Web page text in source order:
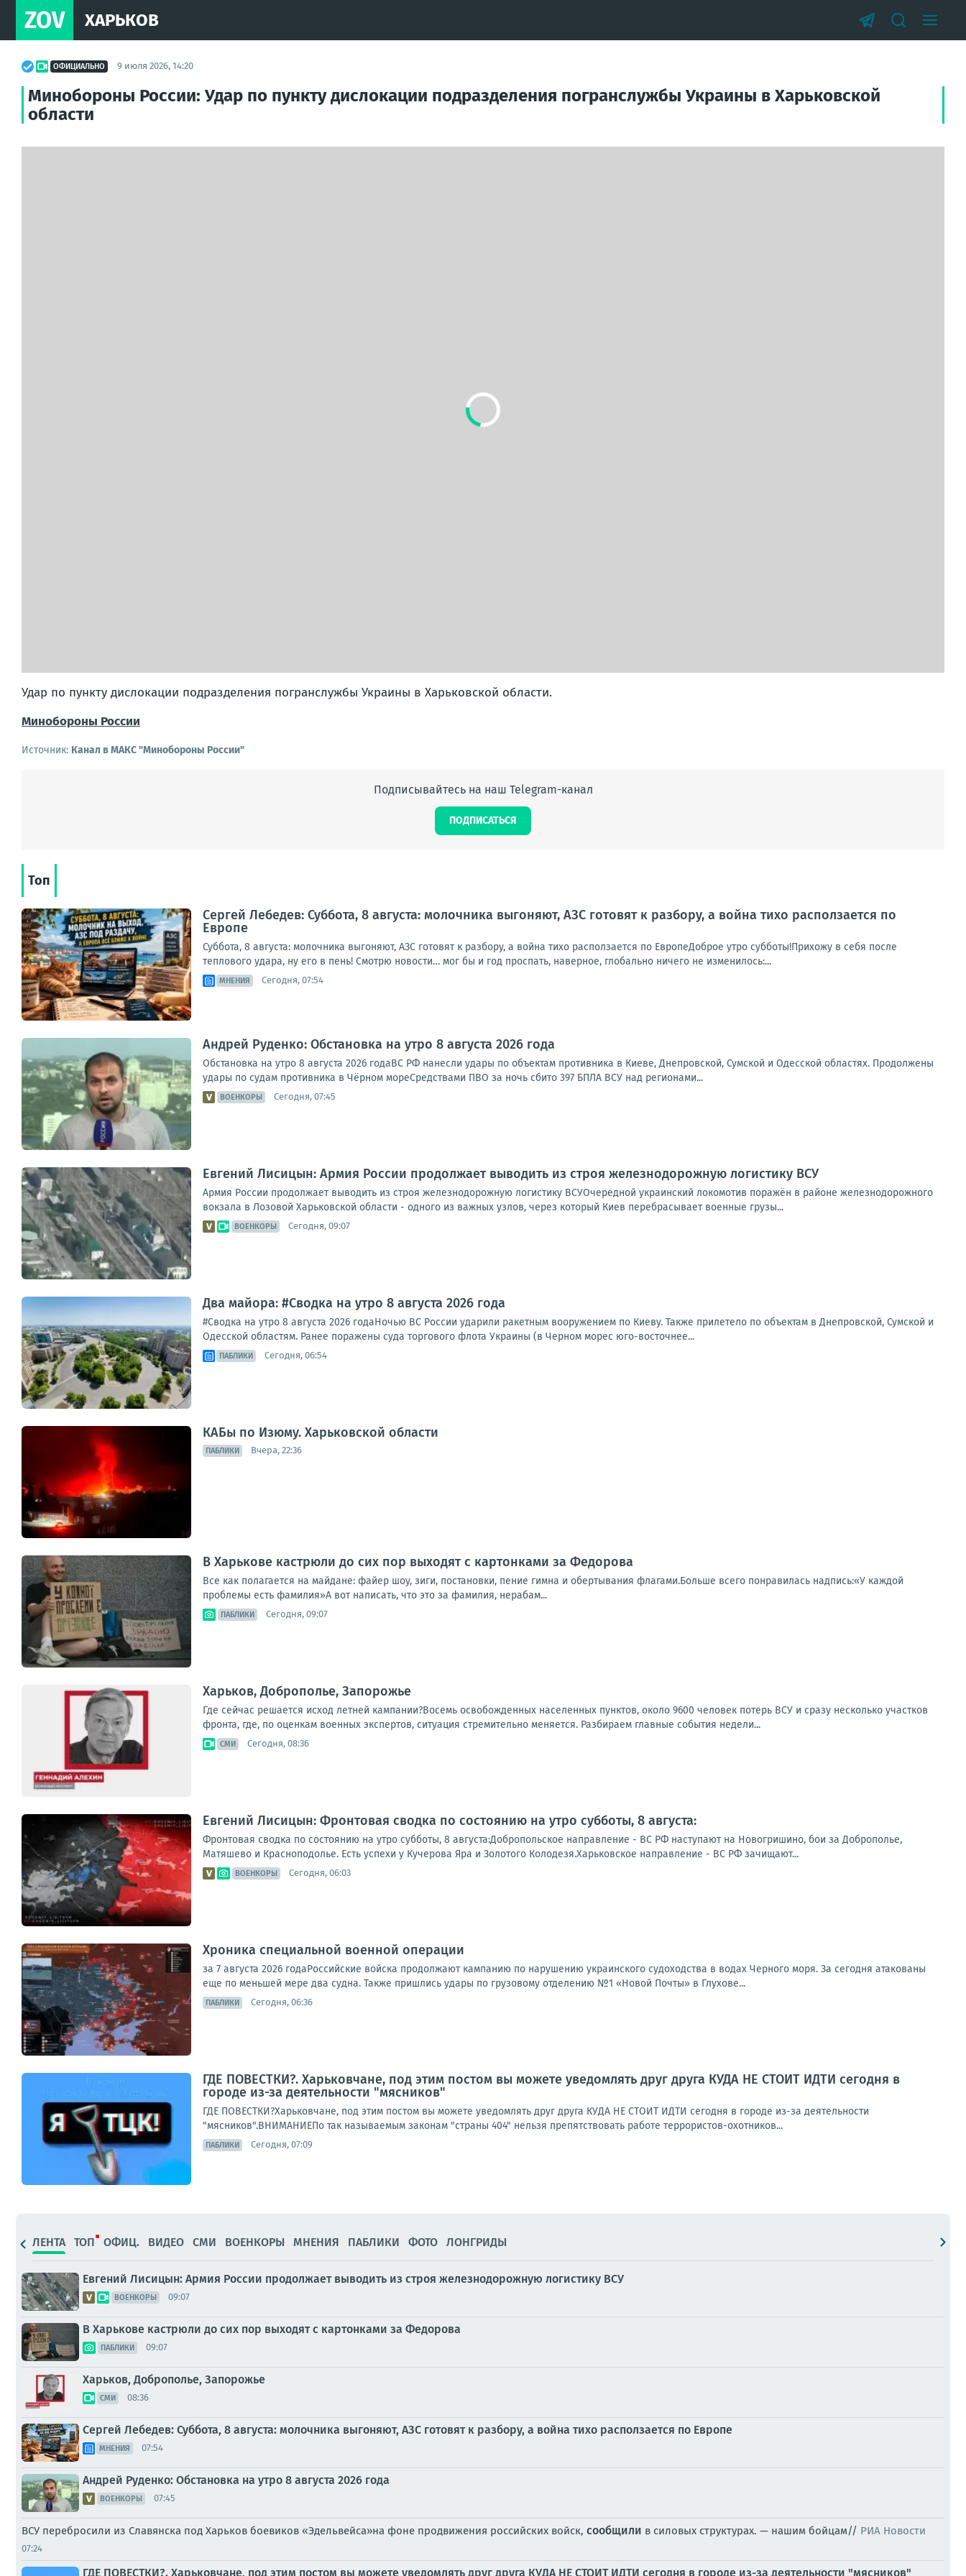
ZOV ХАРЬКОВ
ОФИЦИАЛЬНО 9 июля 2026, 14:20
Минобороны России: Удар по пункту дислокации подразделения погранслужбы Украины в Харьковской
области
Удар по пункту дислокации подразделения погранслужбы Украины в Харьковской области.
Минобороны России
Источник: Канал в МАКС "Минобороны России"
Подписывайтесь на наш Telegram-канал
ПОДПИСАТЬСЯ
Топ
Сергей Лебедев: Суббота, 8 августа: молочника выгоняют, АЗС готовят к разбору, а война тихо расползается по
Европе
Суббота, 8 августа: молочника выгоняют, АЗС готовят к разбору, а война тихо расползается по ЕвропеДоброе утро субботы!Прихожу в себя после
теплового удара, ну его в пень! Смотрю новости… мог бы и год проспать, наверное, глобально ничего не изменилось:...
МНЕНИЯ Сегодня, 07:54
Андрей Руденко: Обстановка на утро 8 августа 2026 года
Обстановка на утро 8 августа 2026 годаВС РФ нанесли удары по объектам противника в Киеве, Днепровской, Сумской и Одесской областях. Продолжены
удары по судам противника в Чёрном мореСредствами ПВО за ночь сбито 397 БПЛА ВСУ над регионами...
ВОЕНКОРЫ Сегодня, 07:45
Евгений Лисицын: Армия России продолжает выводить из строя железнодорожную логистику ВСУ
Армия России продолжает выводить из строя железнодорожную логистику ВСУОчередной украинский локомотив поражён в районе железнодорожного
вокзала в Лозовой Харьковской области - одного из важных узлов, через который Киев перебрасывает военные грузы...
ВОЕНКОРЫ Сегодня, 09:07
Два майора: #Сводка на утро 8 августа 2026 года
#Сводка на утро 8 августа 2026 годаНочью ВС России ударили ракетным вооружением по Киеву. Также прилетело по объектам в Днепровской, Сумской и
Одесской областям. Ранее поражены суда торгового флота Украины (в Черном морес юго-восточнее...
ПАБЛИКИ Сегодня, 06:54
КАБы по Изюму. Харьковской области
ПАБЛИКИ Вчера, 22:36
В Харькове кастрюли до сих пор выходят с картонками за Федорова
Все как полагается на майдане: файер шоу, зиги, постановки, пение гимна и обертывания флагами.Больше всего понравилась надпись:«У каждой
проблемы есть фамилия»А вот написать, что это за фамилия, нерабам...
ПАБЛИКИ Сегодня, 09:07
Харьков, Доброполье, Запорожье
Где сейчас решается исход летней кампании?Восемь освобожденных населенных пунктов, около 9600 человек потерь ВСУ и сразу несколько участков
фронта, где, по оценкам военных экспертов, ситуация стремительно меняется. Разбираем главные события недели...
СМИ Сегодня, 08:36
Евгений Лисицын: Фронтовая сводка по состоянию на утро субботы, 8 августа:
Фронтовая сводка по состоянию на утро субботы, 8 августа:Добропольское направление - ВС РФ наступают на Новогришино, бои за Доброполье,
Матяшево и Красноподолье. Есть успехи у Кучерова Яра и Золотого Колодезя.Харьковское направление - ВС РФ зачищают...
ВОЕНКОРЫ Сегодня, 06:03
Хроника специальной военной операции
за 7 августа 2026 годаРоссийские войска продолжают кампанию по нарушению украинского судоходства в водах Черного моря. За сегодня атакованы
еще по меньшей мере два судна. Также пришлись удары по грузовому отделению №1 «Новой Почты» в Глухове...
ПАБЛИКИ Сегодня, 06:36
ГДЕ ПОВЕСТКИ?. Харьковчане, под этим постом вы можете уведомлять друг друга КУДА НЕ СТОИТ ИДТИ сегодня в
городе из-за деятельности "мясников"
ГДЕ ПОВЕСТКИ?Харьковчане, под этим постом вы можете уведомлять друг друга КУДА НЕ СТОИТ ИДТИ сегодня в городе из-за деятельности
"мясников".ВНИМАНИЕПо так называемым законам "страны 404" нельзя препятствовать работе террористов-охотников...
ПАБЛИКИ Сегодня, 07:09
ЛЕНТА ТОП ОФИЦ. ВИДЕО СМИ ВОЕНКОРЫ МНЕНИЯ ПАБЛИКИ ФОТО ЛОНГРИДЫ
Евгений Лисицын: Армия России продолжает выводить из строя железнодорожную логистику ВСУ
ВОЕНКОРЫ 09:07
В Харькове кастрюли до сих пор выходят с картонками за Федорова
ПАБЛИКИ 09:07
Харьков, Доброполье, Запорожье
СМИ 08:36
Сергей Лебедев: Суббота, 8 августа: молочника выгоняют, АЗС готовят к разбору, а война тихо расползается по Европе
МНЕНИЯ 07:54
Андрей Руденко: Обстановка на утро 8 августа 2026 года
ВОЕНКОРЫ 07:45
ВСУ перебросили из Славянска под Харьков боевиков «Эдельвейса»на фоне продвижения российских войск, сообщили в силовых структурах. — нашим бойцам// РИА Новости
07:24
ГДЕ ПОВЕСТКИ?. Харьковчане, под этим постом вы можете уведомлять друг друга КУДА НЕ СТОИТ ИДТИ сегодня в городе из-за деятельности "мясников"